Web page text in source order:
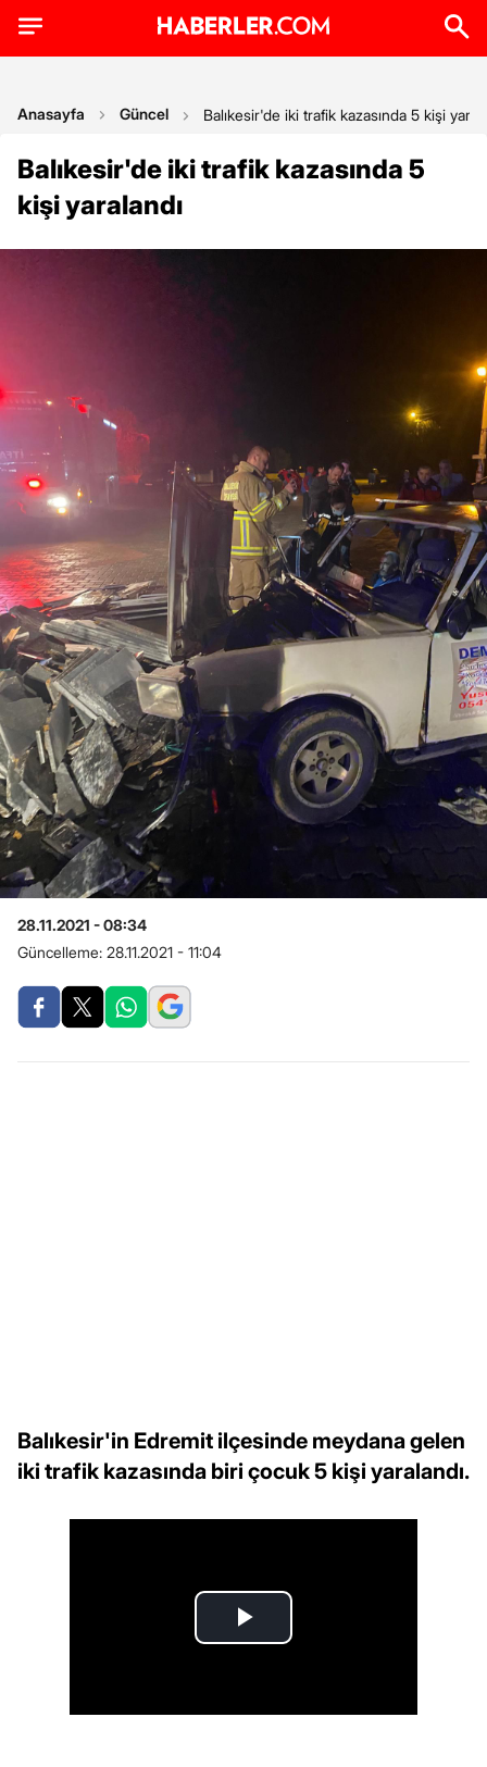
Anasayfa Güncel Balıkesir'de iki trafik kazasında 5 kişi
Balıkesir'de iki trafik kazasında 5
kişi yaralandı
28.11.2021 - 08:34
Güncelleme: 28.11.2021 - 11:04
Balıkesir'in Edremit ilçesinde meydana gelen
iki trafik kazasında biri çocuk 5 kişi yaralandı.